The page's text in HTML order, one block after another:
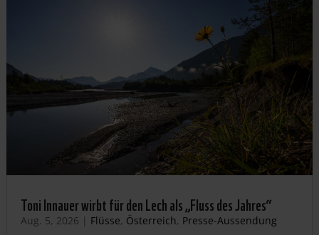
Toni Innauer wirbt für den Lech als „Fluss des Jahres“
Aug. 5, 2026 | Flüsse, Österreich, Presse-Aussendung